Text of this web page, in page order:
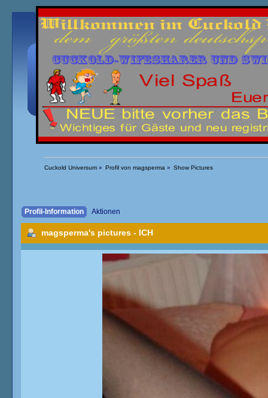
Übersicht Kalender Einloggen Registrieren
Cuckold Universum» Profil von magsperma » Show Pictures
Profil-Information Aktionen
magsperma's pictures - ICH